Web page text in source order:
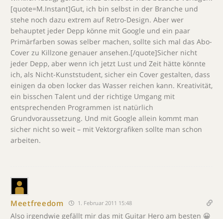
[quote=M.Instant]Gut, ich bin selbst in der Branche und
stehe noch dazu extrem auf Retro-Design. Aber wer
behauptet jeder Depp könne mit Google und ein paar
Primärfarben sowas selber machen, sollte sich mal das Abo-
Cover zu Killzone genauer ansehen.[/quote]Sicher nicht
jeder Depp, aber wenn ich jetzt Lust und Zeit hätte könnte
ich, als Nicht-Kunststudent, sicher ein Cover gestalten, dass
einigen da oben locker das Wasser reichen kann. Kreativität,
ein bisschen Talent und der richtige Umgang mit
entsprechenden Programmen ist natürlich
Grundvoraussetzung. Und mit Google allein kommt man
sicher nicht so weit – mit Vektorgrafiken sollte man schon
arbeiten.
Meetfreedom 1. Februar 2011 15:48
Also irgendwie gefällt mir das mit Guitar Hero am besten 😀